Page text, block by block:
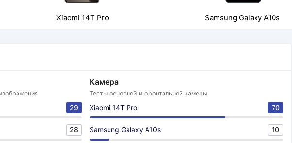
Xiaomi 14T Pro Samsung Galaxy A10s
29
28
Камера
Тесты основной и фронтальной камеры
Xiaomi 14T Pro 70
Samsung Galaxy A10s 10